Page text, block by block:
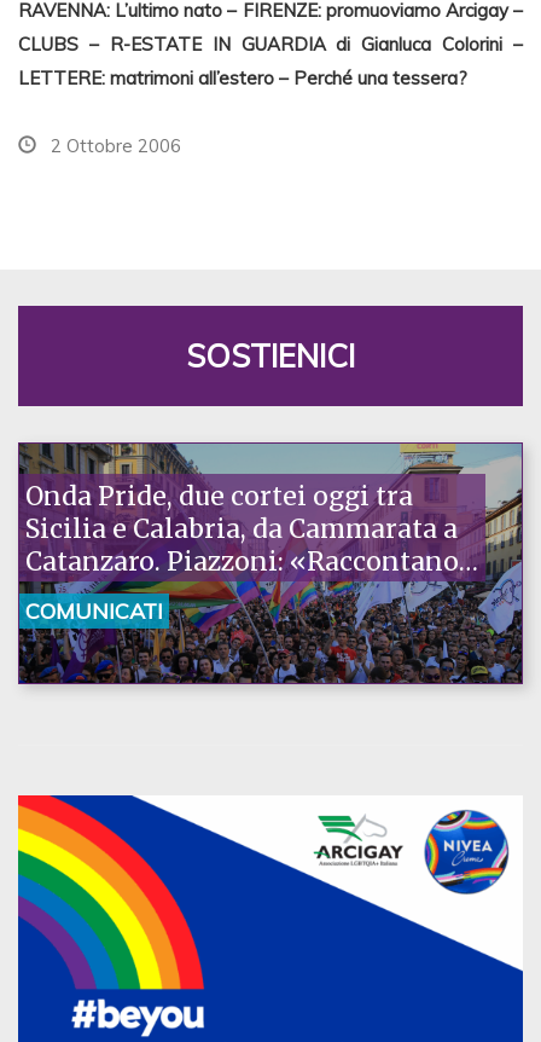
RAVENNA: L’ultimo nato – FIRENZE: promuoviamo Arcigay –
CLUBS – R-ESTATE IN GUARDIA di Gianluca Colorini –
LETTERE: matrimoni all’estero – Perché una tessera?
2 Ottobre 2006
SOSTIENICI
Onda Pride, due cortei oggi tra
Sicilia e Calabria, da Cammarata a
Catanzaro. Piazzoni: «Raccontano
la nostra ostinazione»
COMUNICATI